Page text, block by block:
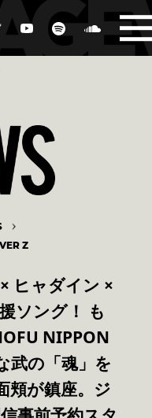
Z
ヒャダイン ×
ソング！ も
NIPPON
武の「魂」を
頬が鎮座。ジ